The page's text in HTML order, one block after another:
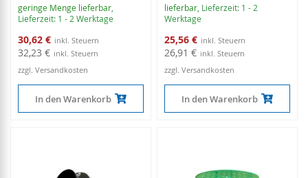
geringe Menge lieferbar
Lieferzeit: 1 - 2 Werktage
Sonderangebot
30,62 €
32,23 €
zzgl. Versandkosten
In den Warenkorb
lieferbar , Lieferzeit: 1 - 2
Werktage
Sonderangebot
25,56 €
26,91 €
zzgl. Versandkosten
In den Warenkorb